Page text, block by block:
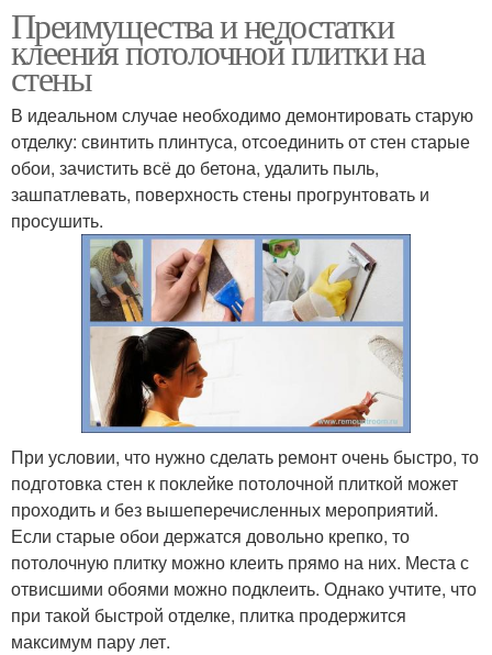
Зеркальная плитка Клинкерная плитка
Плитка для стен Плитки на стену
Пузыри при клеивании Клеивания на стену
Преимущества и недостатки
клеения потолочной плитки на
стены
В идеальном случае необходимо демонтировать старую
отделку: свинтить плинтуса, отсоединить от стен старые
обои, зачистить всё до бетона, удалить пыль,
зашпатлевать, поверхность стены прогрунтовать и
просушить.
При условии, что нужно сделать ремонт очень быстро, то
подготовка стен к поклейке потолочной плиткой может
проходить и без вышеперечисленных мероприятий.
Если старые обои держатся довольно крепко, то
потолочную плитку можно клеить прямо на них. Места с
отвисшими обоями можно подклеить. Однако учтите, что
при такой быстрой отделке, плитка продержится
максимум пару лет.